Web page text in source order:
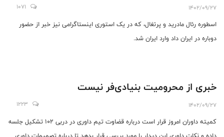
1402/09/27
1071
اسطوره رئال مادرید و پرتغال، که در یک استوری اینستاگرامی نیز خبر از حضور
دوباره در ایران داد وارد ایران شد.
خبری از محرومیت بنیادی‌فر نیست
1402/09/27
1223
کمیته داوران امروز قرار است درباره قضاوت تیم داوری در دربی ۱۰۲ تشکیل جلسه